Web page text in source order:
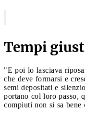
Tempi
"E poi lo lasciava
che deve formarsi e
semi depositati e
portano col loro passo,
compiuti non si sa bene